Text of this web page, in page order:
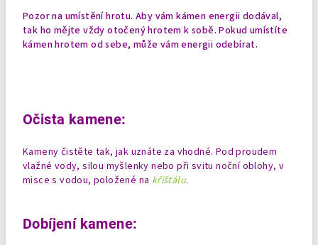
Pozor na umístění hrotu. Aby vám kámen energii dodával,
tak ho mějte vždy otočený hrotem k sobě. Pokud umístíte
kámenhrotem od sebe, může vám energii odebírat.
Očista kamene:
Kameny čistěte tak, jak uznáte za vhodné. Pod proudem
vlažné vody, silou myšlenky nebo při svitu noční oblohy, v
misce s vodou, položené na křišťálu.
Dobíjení kamene: